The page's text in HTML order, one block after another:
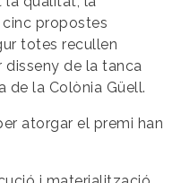
propostes
totes recullen
disseny de la tanca
de la Colònia Güell.
atorgar el premi han